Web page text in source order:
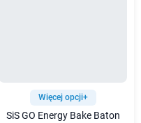
Więcej opcji+
SiS GO Energy Bake Baton